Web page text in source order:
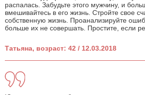
раcпалась. Забудьте этого мужчину, и
вмешивайтесь в его жизнь. Стройте свое
собственную жизнь. Проанализируйте
больше их не совершать. Простите, если
Татьяна, возраст: 42 / 12.03.2018